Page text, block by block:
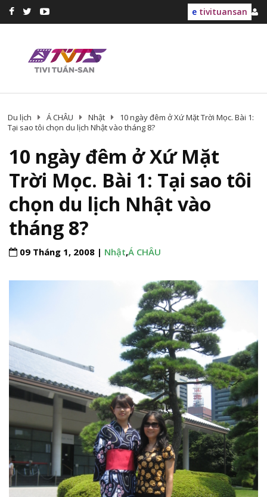
e tivituansan
Du lịch Á CHÂU Nhật
10 ngày đêm ở Xứ Mặt Trời Mọc. Bài 1:
Tại sao tôi chọn du lịch Nhật vào tháng 8?
10 ngày đêm ở Xứ Mặt
Trời Mọc. Bài 1: Tại sao tôi
chọn du lịch Nhật vào
tháng 8?
09 Tháng 1, 2008 | Nhật,Á CHÂU